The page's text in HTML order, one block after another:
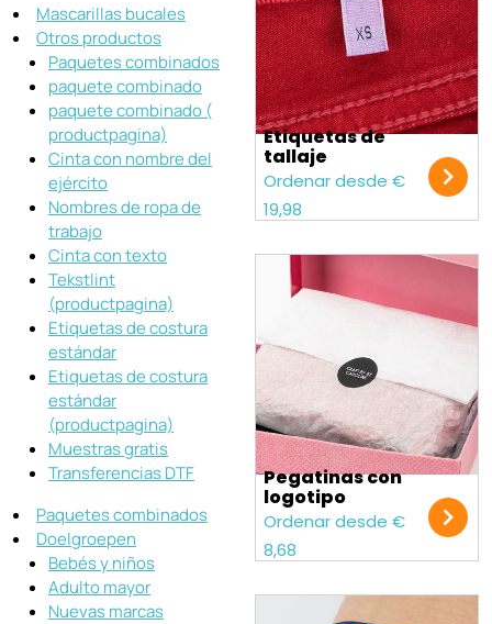
Mascarillas bucales
Otros productos
Paquetes combinados
paquete combinado
paquete combinado (
productpagina)
Cinta con nombre del
ejército
Nombres de ropa de
trabajo
Cinta con texto
Tekstlint
(productpagina)
Etiquetas de costura
estándar
Etiquetas de costura
estándar
(productpagina)
Muestras gratis
Transferencias DTF
Paquetes combinados
Doelgroepen
Bebés y niños
Adulto mayor
Nuevas marcas
Etiquetas de
tallaje
Ordenar desde €
19,98
Pegatinas con
logotipo
Ordenar desde €
8,68